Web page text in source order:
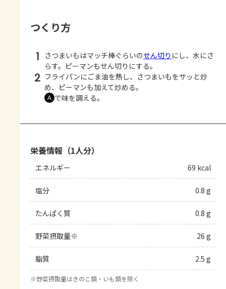
つくり方
1 さつまいもはマッチ棒ぐらいのせん切り にし、水にさ
らす。ピーマンもせん切りにする。
2 フライパンにごま油を熱し、さつまいもをサッと炒
め、ピーマンも加えて炒める。
Ａ で味を調える。
栄養情報（1人分）
エネルギー 69 kcal
塩分 0.8 g
たんぱく質 0.8 g
野菜摂取量※ 26 g
脂質 2.5 g
※野菜摂取量はきのこ類・いも類を除く